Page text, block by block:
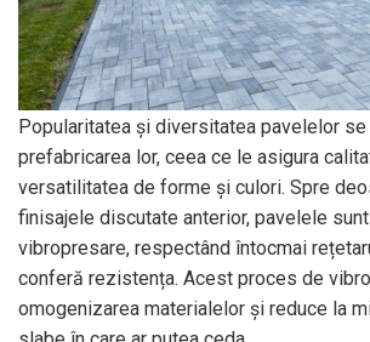
Popularitatea și diversitatea pavelelor
prefabricarea lor, ceea ce le asigura
versatilitatea de forme și culori. Spre
finisajele discutate anterior, pavelele
vibropresare, respectând întocmai
conferă rezistența. Acest proces de
omogenizarea materialelor și reduce la